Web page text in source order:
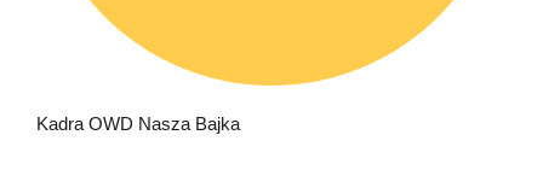
Kadra OWD Nasza Bajka